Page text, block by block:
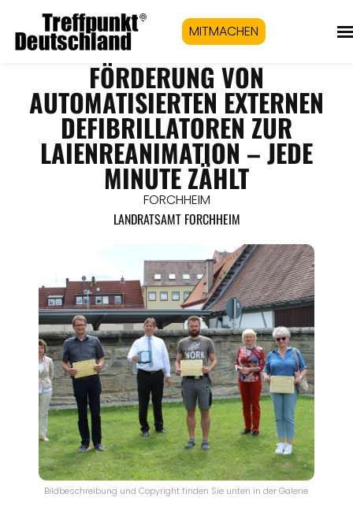
MITMACHEN
FÖRDERUNG VON
AUTOMATISIERTEN EXTERNEN
DEFIBRILLATOREN ZUR
LAIENREANIMATION – JEDE
MINUTE ZÄHLT
FORCHHEIM
LANDRATSAMT FORCHHEIM
Bildbeschreibung und Copyright finden Sie unten in der Galerie.